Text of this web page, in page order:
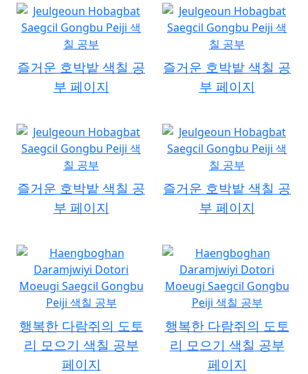
즐거운 호박밭 색칠 공
부 페이지
즐거운 호박밭 색칠 공
부 페이지
즐거운 호박밭 색칠 공
부 페이지
즐거운 호박밭 색칠 공
부 페이지
행복한 다람쥐의 도토
리 모으기 색칠 공부
페이지
행복한 다람쥐의 도토
리 모으기 색칠 공부
페이지